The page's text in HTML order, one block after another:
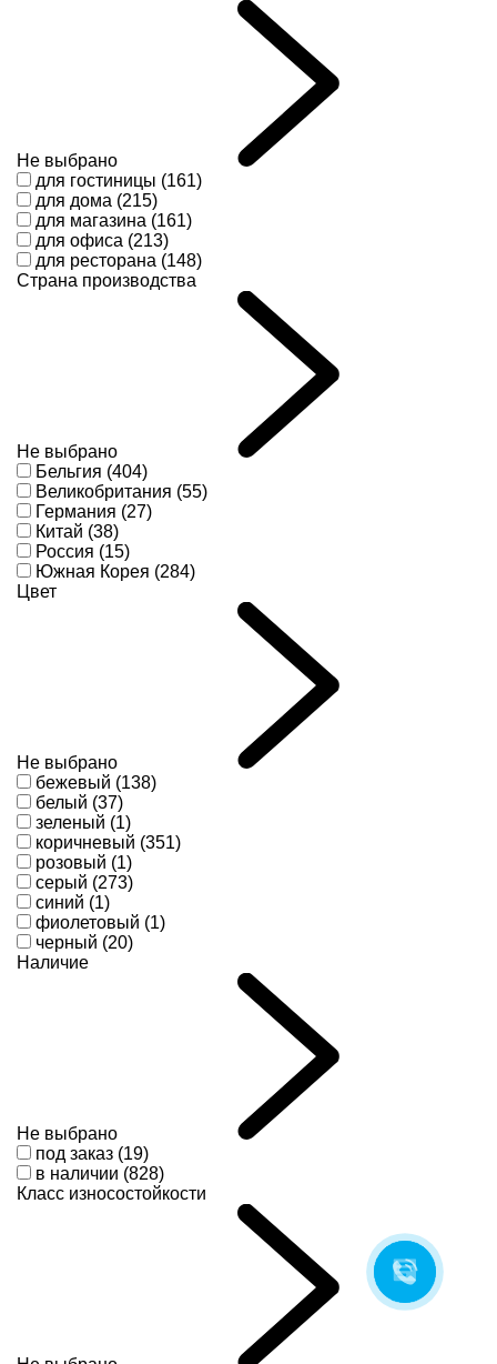
Не выбрано
для гостиницы (161)
для дома (215)
для магазина (161)
для офиса (213)
для ресторана (148)
Страна производства
Не выбрано
Бельгия (404)
Великобритания (55)
Германия (27)
Китай (38)
Россия (15)
Южная Корея (284)
Цвет
Не выбрано
бежевый (138)
белый (37)
зеленый (1)
коричневый (351)
розовый (1)
серый (273)
синий (1)
фиолетовый (1)
черный (20)
Наличие
Не выбрано
под заказ (19)
в наличии (828)
Класс износостойкости